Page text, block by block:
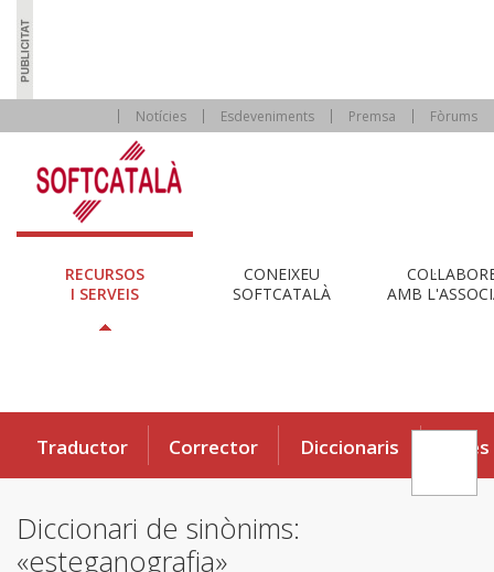
Notícies Esdeveniments Premsa Fòrums
RECURSOS
I SERVEIS
CONEIXEU
SOFTCATALÀ
AMB
Traductor Corrector Diccionaris Eines
Diccionari de sinònims:
«esteganografia»